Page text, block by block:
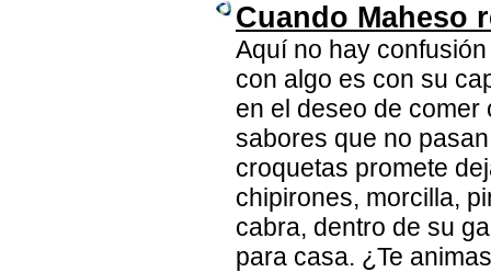
Cuando Maheso
Aquí no hay
con algo es con su
en el deseo de
sabores que no
croquetas promete
chipirones, morcilla,
cabra, dentro de su
para casa. ¿Te